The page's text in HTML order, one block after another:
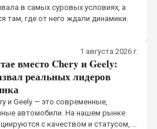
в самых суровых условиях, а
там, где от него ждали динамики.
1 августа 2026 г.
вместо Chery и Geely:
реальных лидеров
и Geely — это современные,
автомобили. На нашем рынке
с качеством и статусом, а